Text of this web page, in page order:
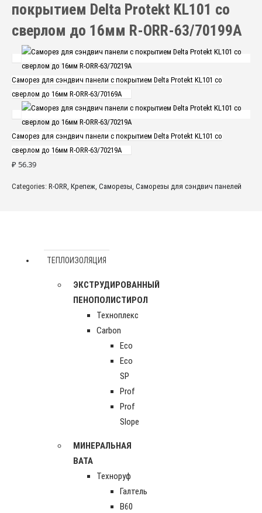
покрытием Delta Protekt KL101 со
сверлом до 16мм R-ORR-63/70199A
Саморез для сэндвич панели с покрытием Delta Protekt KL101 со
сверлом до 16мм R-ORR-63/70169A
Саморез для сэндвич панели с покрытием Delta Protekt KL101 со
сверлом до 16мм R-ORR-63/70219A
₽ 56.39
Categories: R-ORR Крепеж Саморезы Саморезы для сэндвич панелей
ТЕПЛОИЗОЛЯЦИЯ
ЭКСТРУДИРОВАННЫЙ
ПЕНОПОЛИСТИРОЛ
Техноплекс
Carbon
Eco
Eco
SP
Prof
Prof
Slope
МИНЕРАЛЬНАЯ
ВАТА
Техноруф
Галтель
В60